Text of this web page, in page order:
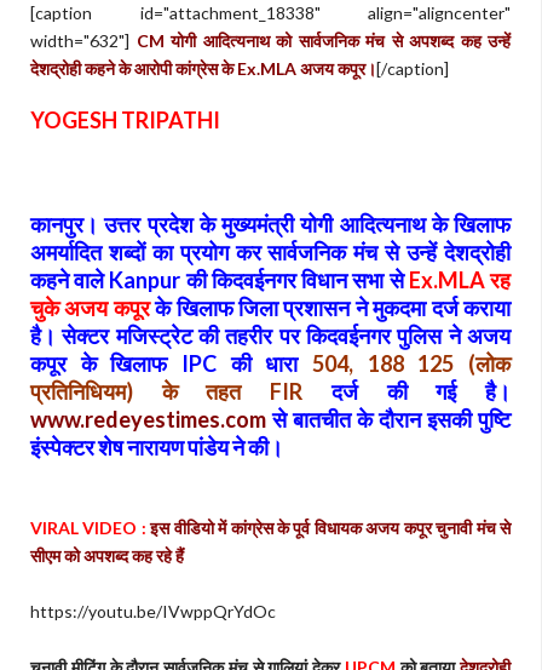
[caption id="attachment_18338" align="aligncenter"
width="632"] CM योगी आदित्यनाथ को सार्वजनिक मंच से अपशब्द कह उन्हें
देशद्रोही कहने के आरोपी कांग्रेस के Ex.MLA अजय कपूर।[/caption]
YOGESH TRIPATHI
कानपुर। उत्तर प्रदेश के मुख्यमंत्री योगी आदित्यनाथ के खिलाफ
अमर्यादित शब्दों का प्रयोग कर सार्वजनिक मंच से उन्हें देशद्रोही
कहने वाले Kanpur की किदवईनगर विधान सभा सेEx.MLA रह
चुके अजय कपूरके खिलाफ जिला प्रशासन ने मुकदमा दर्ज कराया
है। सेक्टर मजिस्ट्रेट की तहरीर पर किदवईनगर पुलिस ने अजय
कपूर के खिलाफ IPCकी धारा504, 188 125 (लोक
प्रतिनिधियम) के तहत FIRदर्ज की गई है।
www.redeyestimes.com से बातचीत के दौरान इसकी पुष्टि
इंस्पेक्टर शेष नारायण पांडेय ने की।
VIRAL VIDEO :इस वीडियो में कांग्रेस के पूर्व विधायक अजय कपूर चुनावी मंच से
सीएम को अपशब्द कह रहे हैं
https://youtu.be/IVwppQrYdOc